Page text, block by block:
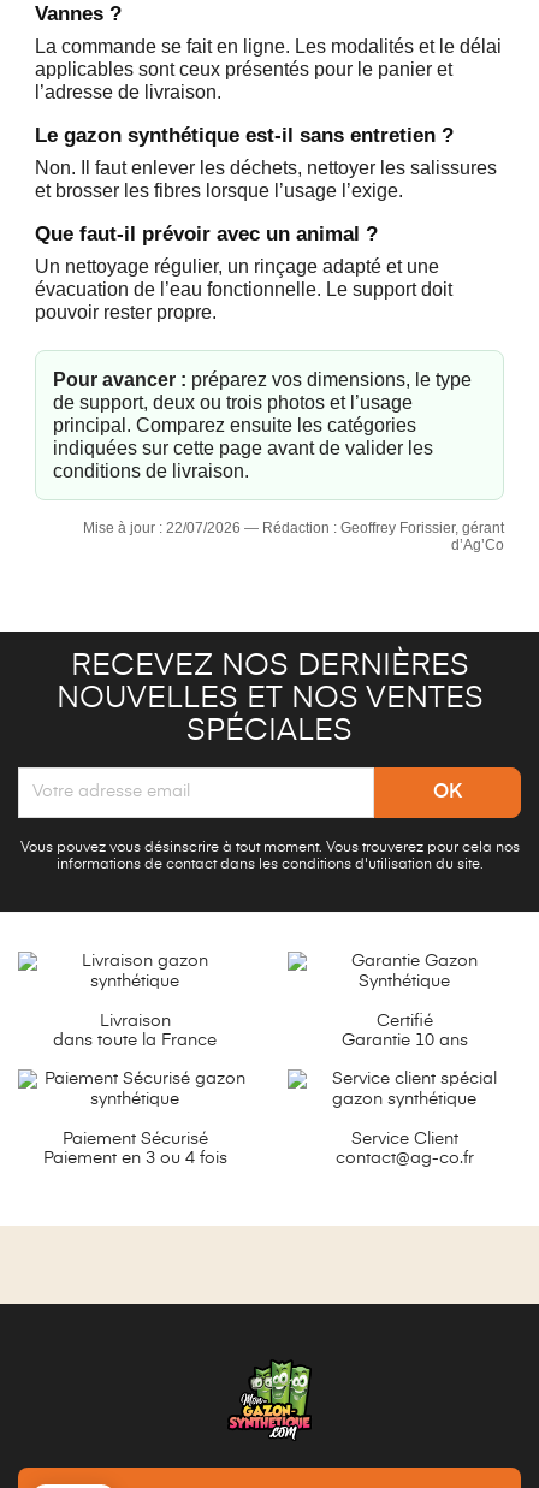
Vannes ?
La commande se fait en ligne. Les modalités et le délai
applicables sont ceux présentés pour le panier et
l’adresse de livraison.
Le gazon synthétique est-il sans entretien ?
Non. Il faut enlever les déchets, nettoyer les salissures
et brosser les fibres lorsque l’usage l’exige.
Que faut-il prévoir avec un animal ?
Un nettoyage régulier, un rinçage adapté et une
évacuation de l’eau fonctionnelle. Le support doit
pouvoir rester propre.
Pour avancer : préparez vos dimensions, le type
de support, deux ou trois photos et l’usage
principal. Comparez ensuite les catégories
indiquées sur cette page avant de valider les
conditions de livraison.
Mise à jour : 22/07/2026 — Rédaction : Geoffrey Forissier, gérant
d’Ag’Co
RECEVEZ NOS DERNIÈRES
NOUVELLES ET NOS VENTES
SPÉCIALES
Vous pouvez vous désinscrire à tout moment. Vous trouverez pour cela nos
informations de contact dans les conditions d'utilisation du site.
Livraison
dans toute la France
Certifié
Garantie 10 ans
Paiement Sécurisé
Paiement en 3 ou 4 fois
Service Client
contact@ag-co.fr